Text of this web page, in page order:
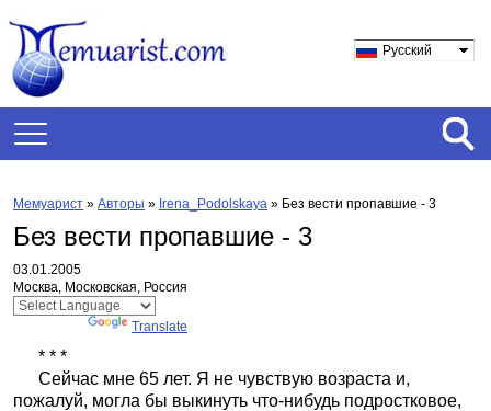
Русский
Мемуарист » Авторы » Irena_Podolskaya » Без вести пропавшие - 3
Без вести пропавшие - 3
03.01.2005
Москва, Московская, Россия
Translate
* * *
Сейчас мне 65 лет. Я не чувствую возраста и,
пожалуй, могла бы выкинуть что-нибудь подростковое,